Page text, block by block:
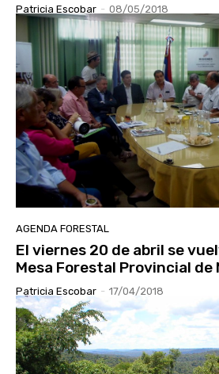
Patricia Escobar - 08/05/2018
AGENDA FORESTAL
El viernes 20 de abril se
Mesa Forestal Provincial de
Patricia Escobar - 17/04/2018